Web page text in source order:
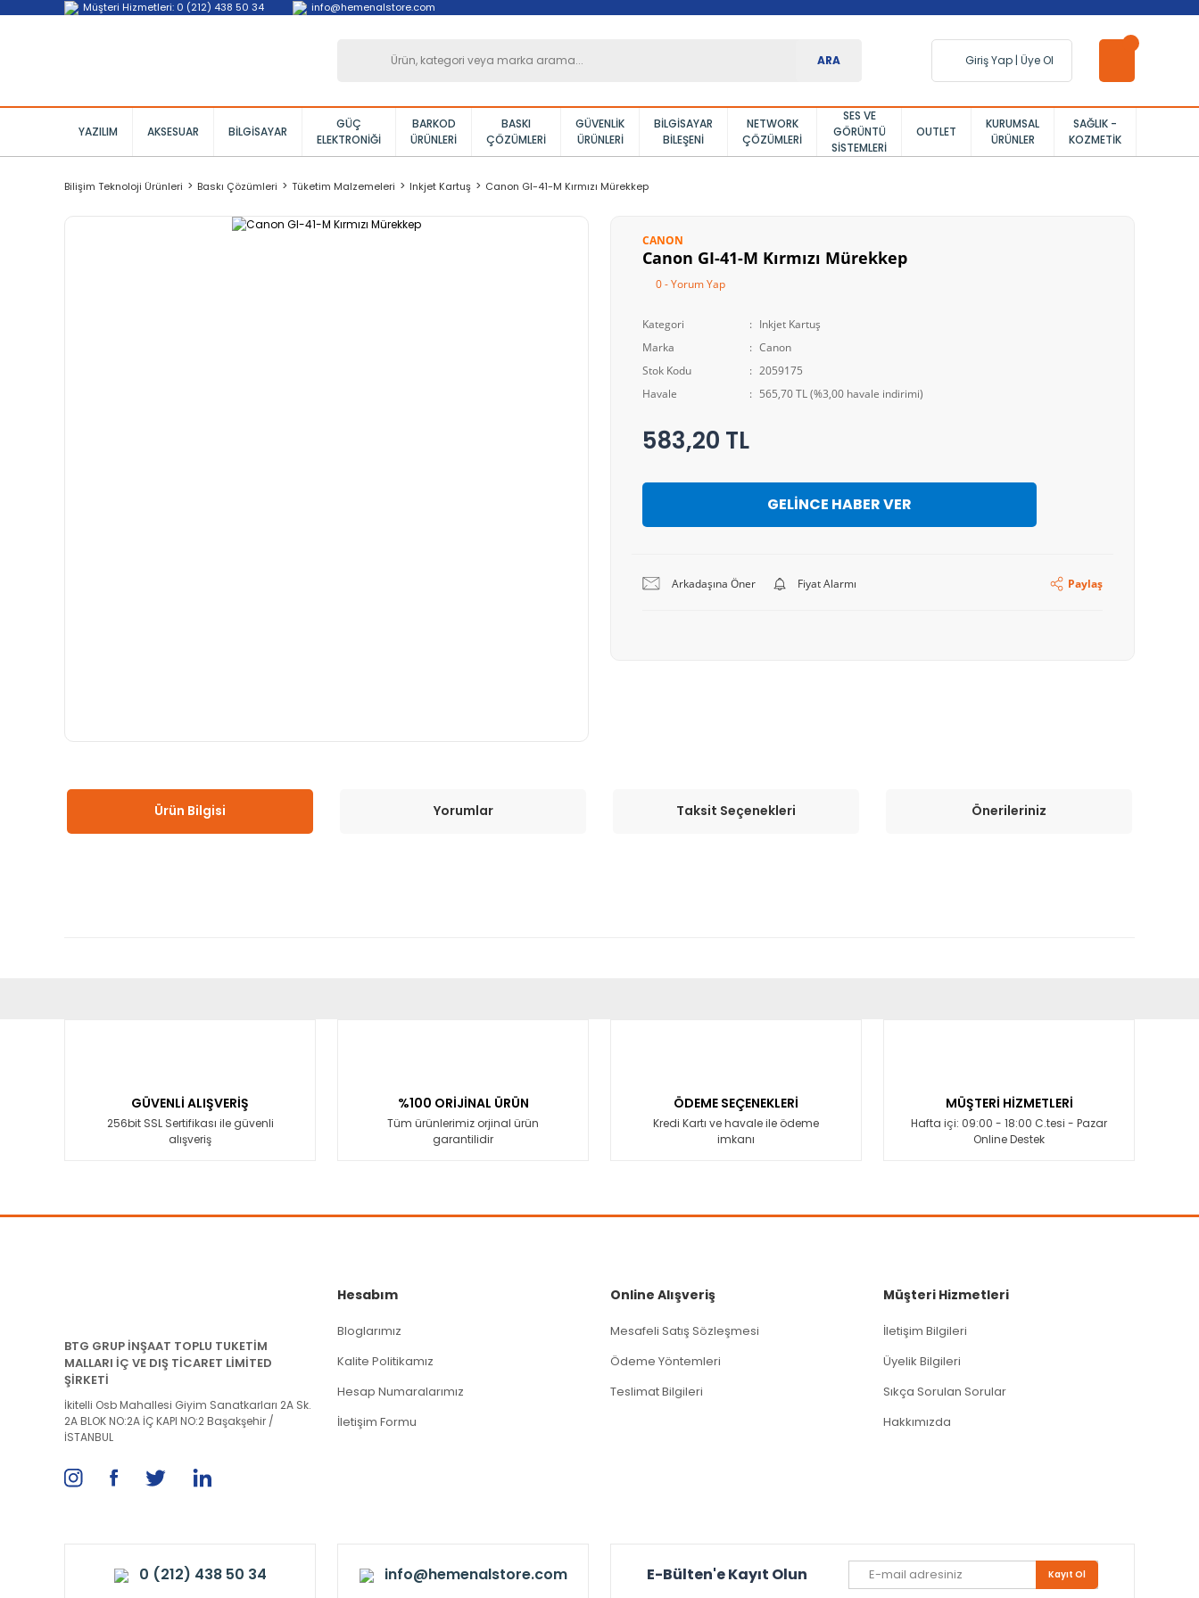
Müşteri Hizmetleri: 0 (212) 438 50 34 info@hemenalstore.com
ARA Giriş Yap | Üye Ol
YAZILIM AKSESUAR BILGISAYAR
GÜÇ
ELEKTRONIĞI
BARKOD
ÜRÜNLERI
BASKI
ÇÖZÜMLERI
GÜVENLIK
ÜRÜNLERI
BILGISAYAR
BILEŞENI
NETWORK
ÇÖZÜMLERI
SES VE
GÖRÜNTÜ
SISTEMLERI
OUTLET
KURUMSAL
ÜRÜNLER
SAĞLIK -
KOZMETIK
Bilişim Teknoloji Ürünleri Baskı Çözümleri Tüketim Malzemeleri Inkjet Kartuş Canon GI-41-M Kırmızı Mürekkep
CANON
Canon GI-41-M Kırmızı Mürekkep
0 - Yorum Yap
Kategori
Inkjet Kartuş
Marka
Canon
Stok Kodu
2059175
Havale
565,70 TL (%3,00 havale indirimi)
583,20 TL
GELİNCE HABER VER
Arkadaşına Öner Fiyat Alarmı Paylaş
Ürün Bilgisi Yorumlar Taksit Seçenekleri Önerileriniz
Ürün bilgilerinde hatalar bulunuyor.
Ürün fiyatı diğer sitelerden daha pahalı.
GÜVENLİ ALIŞVERİŞ
256bit SSL Sertifikası ile güvenli
alışveriş
%100 ORİJİNAL ÜRÜN
Tüm ürünlerimiz orjinal ürün
garantilidir
ÖDEME SEÇENEKLERİ
Kredi Kartı ve havale ile ödeme
imkanı
MÜŞTERİ HİZMETLERİ
Hafta içi: 09:00 - 18:00 C.tesi - Pazar
Online Destek
BTG GRUP İNŞAAT TOPLU TUKETİM
MALLARI İÇ VE DIŞ TİCARET LİMİTED
ŞİRKETİ
İkitelli Osb Mahallesi Giyim Sanatkarları 2A Sk.
2A BLOK NO:2A İÇ KAPI NO:2 Başakşehir /
İSTANBUL
Hesabım
Bloglarımız
Kalite Politikamız
Hesap Numaralarımız
İletişim Formu
Online Alışveriş
Mesafeli Satış Sözleşmesi
Ödeme Yöntemleri
Teslimat Bilgileri
Müşteri Hizmetleri
İletişim Bilgileri
Üyelik Bilgileri
Sıkça Sorulan Sorular
Hakkımızda
0 (212) 438 50 34 info@hemenalstore.com E-Bülten'e Kayıt Olun Kayıt Ol